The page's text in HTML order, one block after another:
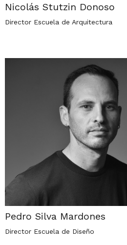
Nicolás Stutzin Donoso
Director Escuela de Arquitectura
Pedro Silva Mardones
Director Escuela de Diseño